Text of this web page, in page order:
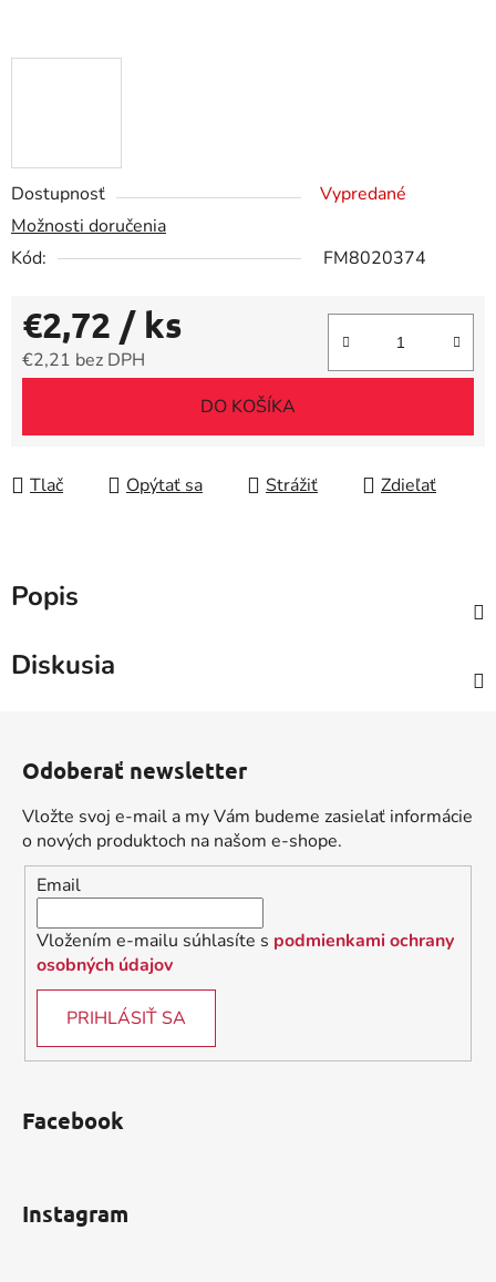
Dostupnosť
Vypredané
Možnosti doručenia
Kód:
FM8020374
€2,72 / ks
€2,21 bez DPH
DO KOŠÍKA
Tlač Opýtať sa Strážiť Zdieľať
Popis
Diskusia
Odoberať newsletter
Vložte svoj e-mail a my Vám budeme zasielať informácie
o nových produktoch na našom e-shope.
Email
Vložením e-mailu súhlasíte s podmienkami ochrany
osobných údajov
PRIHLÁSIŤ SA
Facebook
Instagram